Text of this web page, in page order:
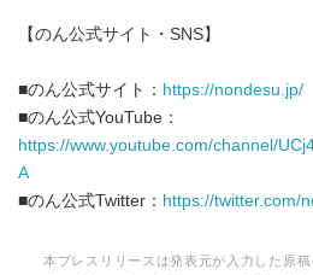
【のん公式サイト・SNS】
■のん公式サイト： https://nondesu.jp/
■のん公式YouTube：
https://www.youtube.com/channel/
A
■のん公式Twitter： https://twitter.com/
本プレスリリースは発表元が入力した原